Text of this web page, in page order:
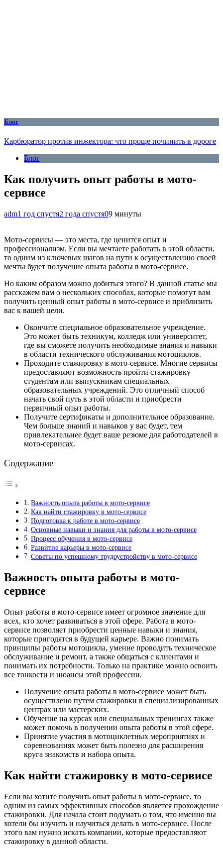
Блог
Карбюратор против инжектора: что проще починить в дороге
Блог
Как получить опыт работы в мото-
сервисе
adm1 год спустя2 года спустя09 минуты
Мото-сервисы — это места, где ценится опыт и
профессионализм. Если вы мечтаете работать в этой области,
то одним из ключевых шагов на пути к осуществлению своей
мечты будет получение опыта работы в мото-сервисе.
Но каким образом можно добиться этого? В данной статье мы
расскажем вам о нескольких способах, которые помогут вам
получить ценный опыт работы в мото-сервисе и приблизить
вас к вашей цели.
Окончите специальное образовательное учреждение.
Это может быть техникум, колледж или университет,
где вы сможете получить необходимые знания и навыки
в области технического обслуживания мотоциклов.
Проходите стажировку в мото-сервисе. Многие сервисы
предоставляют возможность пройти стажировку
студентам или выпускникам специальных
образовательных учреждений. Это отличный способ
начать свой путь в этой области и приобрести
первичный опыт работы.
Получите сертификаты и дополнительное образование.
Чем больше знаний и навыков у вас будет, тем
привлекательнее будет ваше резюме для работодателей в
мото-сервисах.
Содержание
Важность опыта работы в мото-сервисе
Как найти стажировку в мото-сервисе
Подготовка к работе в мото-сервисе
Основные навыки и знания для работы в мото-сервисе
Процесс обучения в мото-сервисе
Развитие карьеры в мото-сервисе
Советы по успешному трудоустройству в мото-сервисе
Важность опыта работы в мото-
сервисе
Опыт работы в мото-сервисе имеет огромное значение для
всех, кто хочет развиваться в этой сфере. Работа в мото-
сервисе позволяет приобрести ценные навыки и знания,
которые пригодятся в будущей карьере. Важно понимать
принципы работы мотоцикла, умение проводить техническое
обслуживание и ремонт, а также общаться с клиентами и
понимать их потребности. Только на практике можно освоить
все тонкости и нюансы этой профессии.
Получение опыта работы в мото-сервисе может быть
осуществлено путем стажировки в специализированных
центрах или мастерских.
Обучение на курсах или специальных тренингах также
может помочь в получении опыта работы в этой сфере.
Принятие участия в мотоциклетных мероприятиях и
соревнованиях может быть полезно для расширения
круга знакомств и набора опыта.
Как найти стажировку в мото-сервисе
Если вы хотите получить опыт работы в мото-сервисе, то
одним из самых эффективных способов является прохождение
стажировки. Для начала стоит подумать о том, что именно вы
хотели бы изучить и научиться делать в мото-сервисе. После
этого вам нужно искать компании, которые предоставляют
стажировку в данной области.